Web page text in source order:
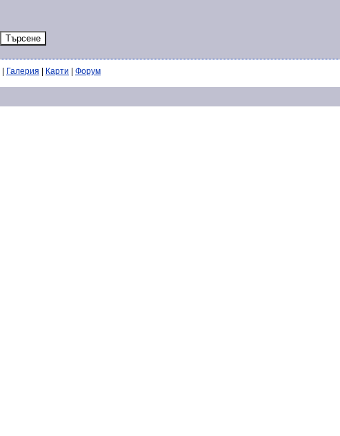
Галерия Карти Форум